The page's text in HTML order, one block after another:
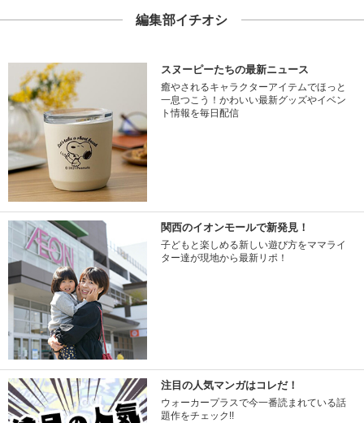
編集部イチオシ
スヌーピーたちの最新ニュース
癒やされるキャラクターアイテムでほっと
一息つこう！かわいい最新グッズやイベン
ト情報を毎日配信
関西のイオンモールで新発見！
子どもと楽しめる新しい遊び方をママライ
ター達が現地から最新リポ！
注目の人気マンガはコレだ！
ウォーカープラスで今一番読まれている話
題作をチェック!!